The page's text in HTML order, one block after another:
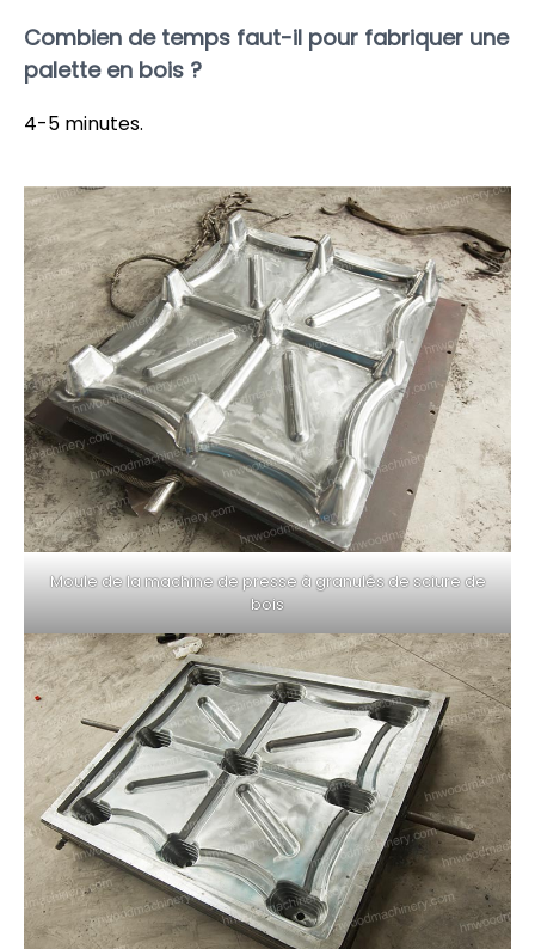
Combien de temps faut-il pour fabriquer une
palette en bois ?
4-5 minutes.
Moule de la machine de presse à granulés de sciure de
bois